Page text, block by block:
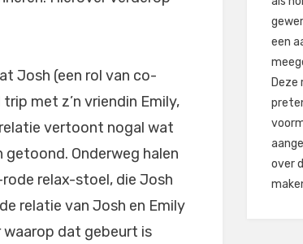
Josh (een rol van co-
met z’n vriendin Emily,
vertoont nogal wat
getoond. Onderweg halen
rode relax-stoel, die Josh
relatie van Josh en Emily
dat gebeurt is
een
Deze
over